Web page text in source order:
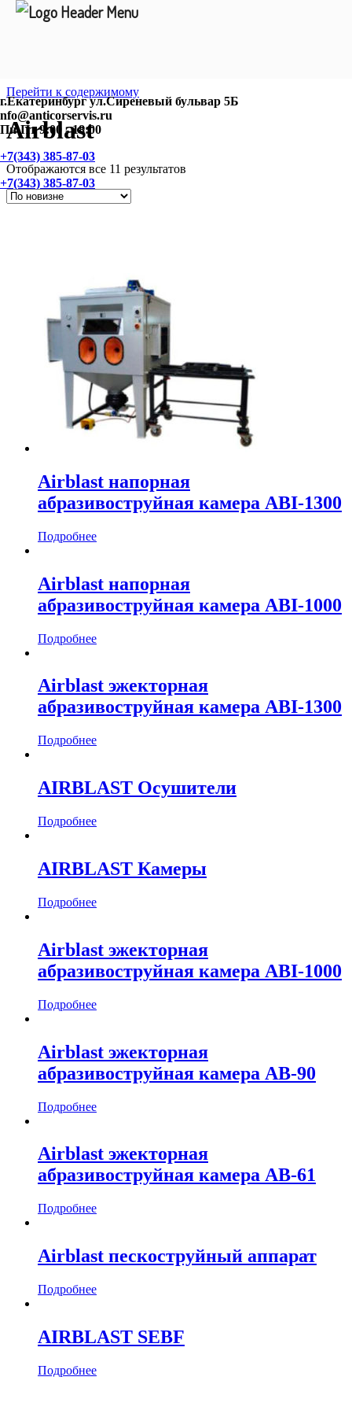
Перейти к содержимому
Airblast
Отображаются все 11 результатов
Airblast напорная
абразивоструйная камера ABI-1300
Подробнее
Airblast напорная
абразивоструйная камера ABI-1000
Подробнее
Airblast эжекторная
абразивоструйная камера ABI-1300
Подробнее
AIRBLAST Осушители
Подробнее
AIRBLAST Камеры
Подробнее
Airblast эжекторная
абразивоструйная камера ABI-1000
Подробнее
Airblast эжекторная
абразивоструйная камера AB-90
Подробнее
Airblast эжекторная
абразивоструйная камера AB-61
Подробнее
Airblast пескоструйный аппарат
Подробнее
AIRBLAST SEBF
Подробнее
г.Екатеринбург ул.Сиреневый бульвар 5Б
nfo@anticorservis.ru
Пн-Пт 9:00 - 18:00
+7(343) 385-87-03
+7(343) 385-87-03